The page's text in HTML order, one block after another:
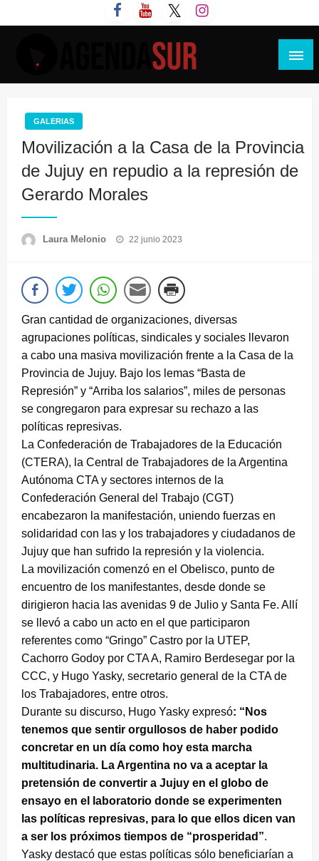
al
GALERIAS
Movilización a la Casa de la Provincia
de Jujuy en repudio a la represión de
Gerardo Morales
Laura Melonio
Publicado
22 junio 2023
Gran cantidad de organizaciones, diversas
agrupaciones políticas, sindicales y sociales llevaron
a cabo una masiva movilización frente a la Casa de la
Provincia de Jujuy. Bajo los lemas “Basta de
Represión” y “Arriba los salarios”, miles de personas
se congregaron para expresar su rechazo a las
políticas represivas.
La Confederación de Trabajadores de la Educación
(CTERA), la Central de Trabajadores de la Argentina
Autónoma CTA y sectores internos de la
Confederación General del Trabajo (CGT)
encabezaron la manifestación, uniendo fuerzas en
solidaridad con las y los trabajadores y ciudadanos de
Jujuy que han sufrido la represión y la violencia.
La movilización comenzó en el Obelisco, punto de
encuentro de los manifestantes, desde donde se
dirigieron hacia las avenidas 9 de Julio y Santa Fe. Allí
se llevó a cabo un acto en el que participaron
referentes como “Gringo” Castro por la UTEP,
Cachorro Godoy por CTA A, Ramiro Berdesegar por la
CCC, y Hugo Yasky, secretario general de la CTA de
los Trabajadores, entre otros.
Durante su discurso, Hugo Yasky expresó: “Nos
tenemos que sentir orgullosos de haber podido
concretar en un día como hoy esta marcha
multitudinaria. La Argentina no va a aceptar la
pretensión de convertir a Jujuy en el globo de
ensayo en el laboratorio donde se experimenten
las políticas represivas, para lo que ellos dicen van
a ser los próximos tiempos de “prosperidad”.
Yasky destacó que estas políticas sólo beneficiarían a